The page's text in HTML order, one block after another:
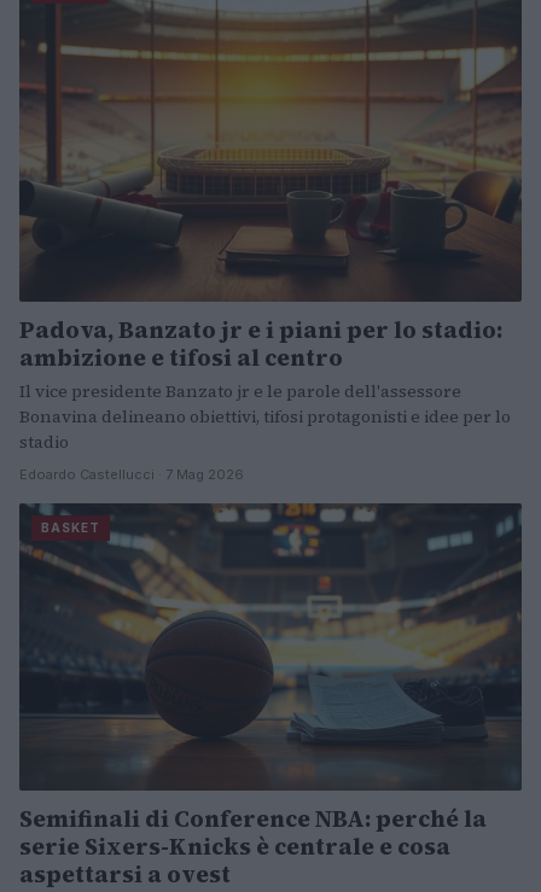
Padova, Banzato jr e i piani per lo stadio:
ambizione e tifosi al centro
Il vice presidente Banzato jr e le parole dell'assessore
Bonavina delineano obiettivi, tifosi protagonisti e idee per lo
stadio
Edoardo Castellucci · 7 Mag 2026
BASKET
Semifinali di Conference NBA: perché la
serie Sixers-Knicks è centrale e cosa
aspettarsi a ovest